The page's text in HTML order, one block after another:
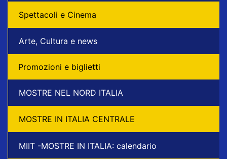
Spettacoli e Cinema
Arte, Cultura e news
Promozioni e biglietti
MOSTRE NEL NORD ITALIA
MOSTRE IN ITALIA CENTRALE
MIIT -MOSTRE IN ITALIA: calendario